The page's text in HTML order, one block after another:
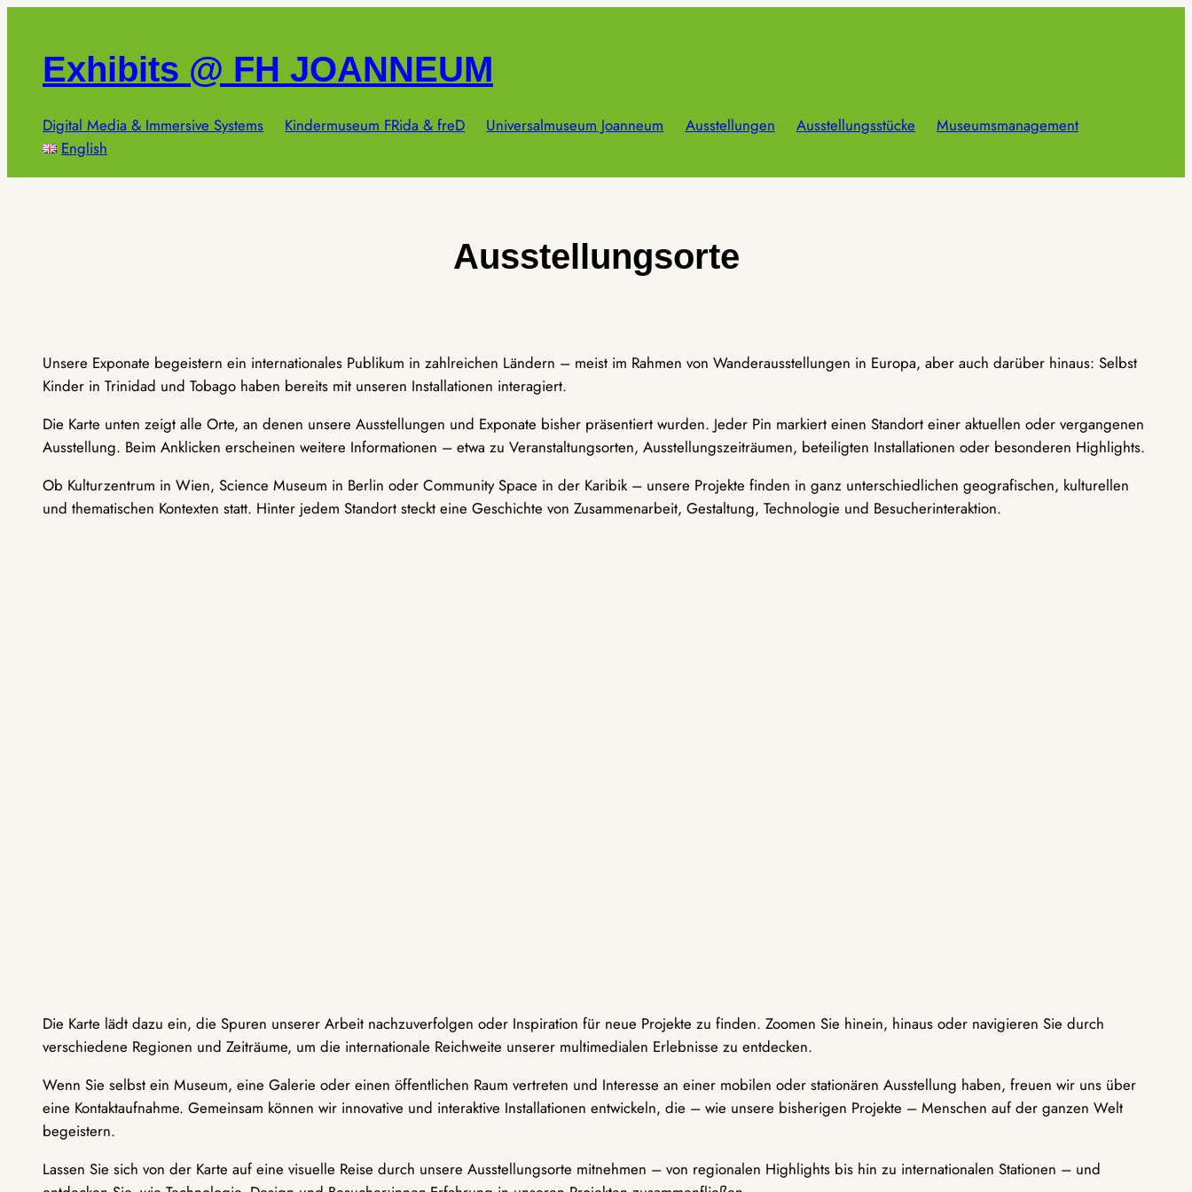
springenExhibits @ FH JOANNEUM
Digital Media & Immersive Systems Kindermuseum FRida & freD Universalmuseum Joanneum Ausstellungen Ausstellungsstücke
Museumsmanagement
English
Ausstellungsorte
Unsere Exponate begeistern ein internationales Publikum in zahlreichen Ländern – meist im Rahmen von Wanderausstellungen in Europa, aber auch darüber hinaus: Selbst
Kinder in Trinidad und Tobago haben bereits mit unseren Installationen interagiert.
Die Karte unten zeigt alle Orte, an denen unsere Ausstellungen und Exponate bisher präsentiert wurden. Jeder Pin markiert einen Standort einer aktuellen oder vergangenen
Ausstellung. Beim Anklicken erscheinen weitere Informationen – etwa zu Veranstaltungsorten, Ausstellungszeiträumen, beteiligten Installationen oder besonderen Highlights.
Ob Kulturzentrum in Wien, Science Museum in Berlin oder Community Space in der Karibik – unsere Projekte finden in ganz unterschiedlichen geografischen, kulturellen
und thematischen Kontexten statt. Hinter jedem Standort steckt eine Geschichte von Zusammenarbeit, Gestaltung, Technologie und Besucherinteraktion.
Die Karte lädt dazu ein, die Spuren unserer Arbeit nachzuverfolgen oder Inspiration für neue Projekte zu finden. Zoomen Sie hinein, hinaus oder navigieren Sie durch
verschiedene Regionen und Zeiträume, um die internationale Reichweite unserer multimedialen Erlebnisse zu entdecken.
Wenn Sie selbst ein Museum, eine Galerie oder einen öffentlichen Raum vertreten und Interesse an einer mobilen oder stationären Ausstellung haben, freuen wir uns über
eine Kontaktaufnahme. Gemeinsam können wir innovative und interaktive Installationen entwickeln, die – wie unsere bisherigen Projekte – Menschen auf der ganzen Welt
begeistern.
Lassen Sie sich von der Karte auf eine visuelle Reise durch unsere Ausstellungsorte mitnehmen – von regionalen Highlights bis hin zu internationalen Stationen – und